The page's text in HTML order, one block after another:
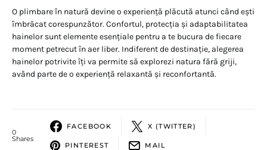
O plimbare în natură devine o experiență plăcută atunci când ești
îmbrăcat corespunzător. Confortul, protecția și adaptabilitatea
hainelor sunt elemente esențiale pentru a te bucura de fiecare
moment petrecut în aer liber. Indiferent de destinație, alegerea
hainelor potrivite îți va permite să explorezi natura fără griji,
având parte de o experiență relaxantă și reconfortantă.
0
Shares
FACEBOOK X (TWITTER)
PINTEREST MAIL